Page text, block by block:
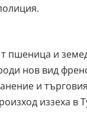
пшеница и
нов вид
и
иззеха в